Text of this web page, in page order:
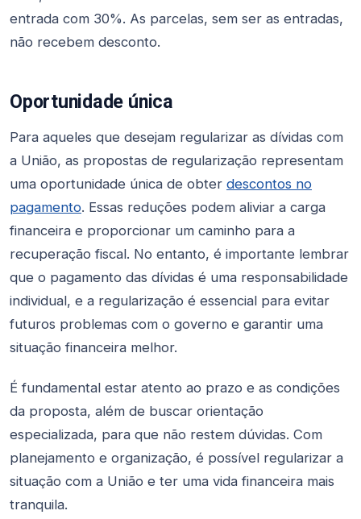
entrada com 30%. As parcelas, sem ser as entradas,
não recebem desconto.
Oportunidade única
Para aqueles que desejam regularizar as dívidas com
a União, as propostas de regularização representam
uma oportunidade única de obter descontos no
pagamento. Essas reduções podem aliviar a carga
financeira e proporcionar um caminho para a
recuperação fiscal. No entanto, é importante lembrar
que o pagamento das dívidas é uma responsabilidade
individual, e a regularização é essencial para evitar
futuros problemas com o governo e garantir uma
situação financeira melhor.
É fundamental estar atento ao prazo e as condições
da proposta, além de buscar orientação
especializada, para que não restem dúvidas. Com
planejamento e organização, é possível regularizar a
situação com a União e ter uma vida financeira mais
tranquila.